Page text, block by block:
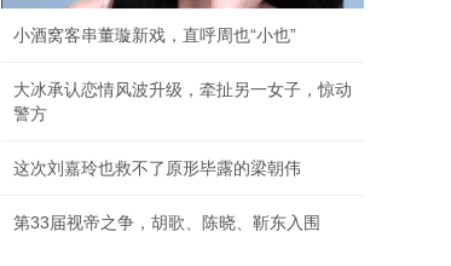
小酒窝客串董璇新戏，直呼周也“小也”
大冰承认恋情风波升级，牵扯另一女子，惊动
警方
这次刘嘉玲也救不了原形毕露的梁朝伟
第33届视帝之争，胡歌、陈晓、靳东入围